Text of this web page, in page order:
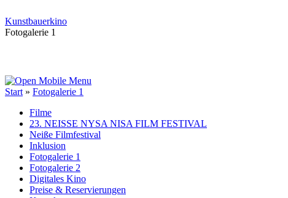
Kunstbauerkino
Fotogalerie 1
Start » Fotogalerie 1
Filme
23. NEISSE NYSA NISA FILM FESTIVAL
Neiße Filmfestival
Inklusion
Fotogalerie 1
Fotogalerie 2
Digitales Kino
Preise & Reservierungen